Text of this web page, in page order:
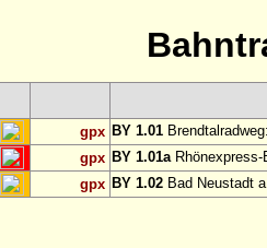
gpx BY 1.01
gpx BY 1.01aRhönexpress-
gpx BY 1.02 Bad Neustadt